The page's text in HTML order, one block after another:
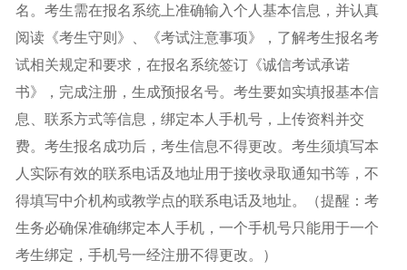
名。考生需在报名系统上准确输入个人基本信息，并认真
阅读《考生守则》、《考试注意事项》，了解考生报名考
试相关规定和要求，在报名系统签订《诚信考试承诺
书》，完成注册，生成预报名号。考生要如实填报基本信
息、联系方式等信息，绑定本人手机号，上传资料并交
费。考生报名成功后，考生信息不得更改。考生须填写本
人实际有效的联系电话及地址用于接收录取通知书等，不
得填写中介机构或教学点的联系电话及地址。（提醒：考
生务必确保准确绑定本人手机，一个手机号只能用于一个
考生绑定，手机号一经注册不得更改。）